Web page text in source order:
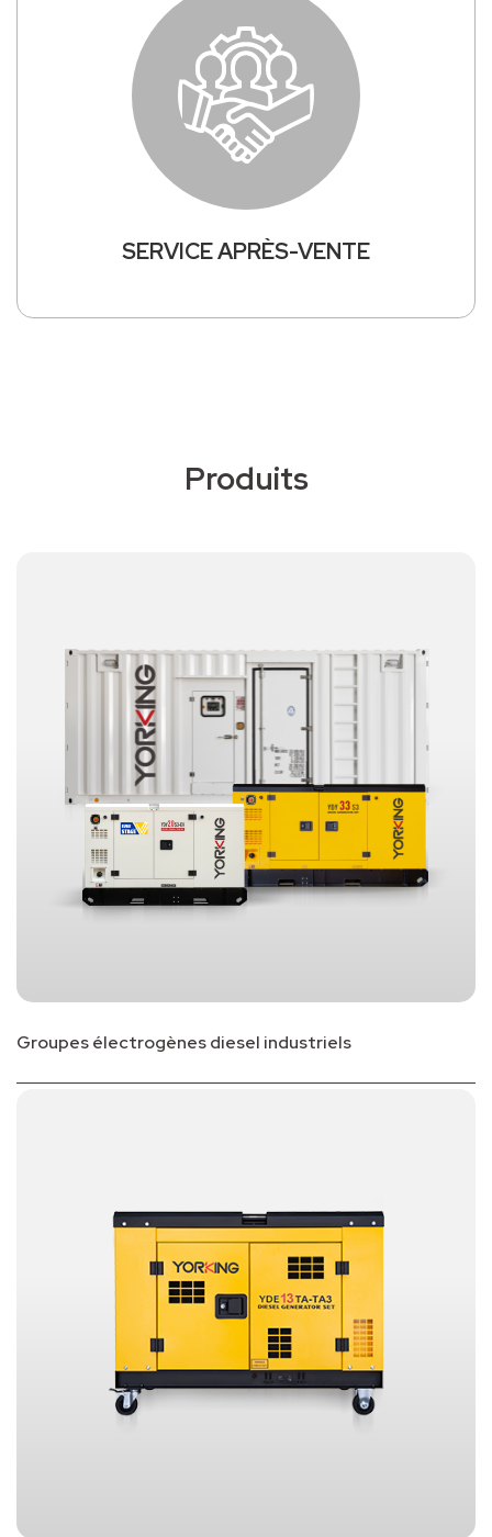
SERVICE APRÈS-VENTE
Produits
Groupes électrogènes diesel industriels